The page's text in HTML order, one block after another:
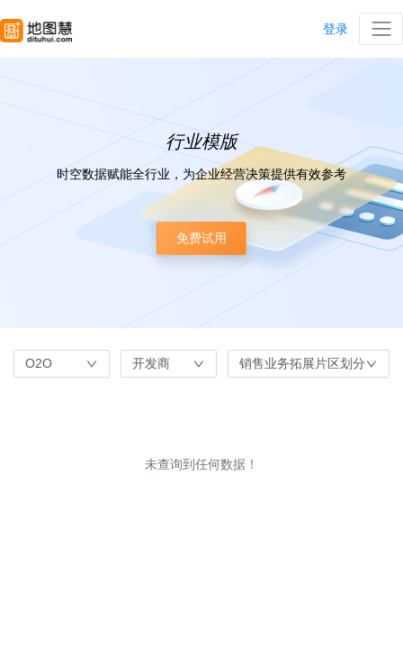
登录
行业模版
时空数据赋能全行业，为企业经营决策提供有效参考
免费试用
O2O 开发商 销售业务拓展片区划分
未查询到任何数据！